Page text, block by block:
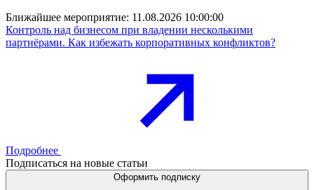
Ближайшее мероприятие: 11.08.2026 10:00:00
Контроль над бизнесом при владении несколькими
партнёрами. Как избежать корпоративных конфликтов?
Подробнее
Подписаться на новые статьи
Оформить подписку